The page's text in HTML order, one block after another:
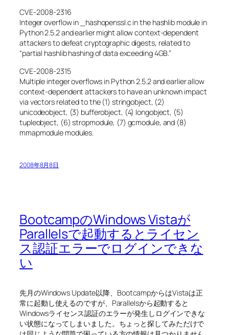
CVE-2008-2316
Integer overflow in _hashopenssl.c in the hashlib module in
Python 2.5.2 and earlier might allow context-dependent
attackers to defeat cryptographic digests, related to
“partial hashlib hashing of data exceeding 4GB.”
CVE-2008-2315
Multiple integer overflows in Python 2.5.2 and earlier allow
context-dependent attackers to have an unknown impact
via vectors related to the (1) stringobject, (2)
unicodeobject, (3) bufferobject, (4) longobject, (5)
tupleobject, (6) stropmodule, (7) gcmodule, and (8)
mmapmodule modules.
2008年8月8日
BootcampのWindows Vistaが
Parallelsで起動するとライセン
ス認証エラーでログインできな
い
先月のWindows Update以降、BootcampからはVistaは正
常に起動し使えるのですが、Parallelsから起動すると
Windowsライセンス認証のエラーが発生しログインできな
い状態になってしまいました。ちょっと探してみただけで